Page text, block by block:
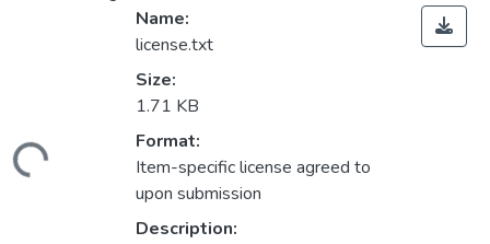
Name:
license.txt
Size:
1.71 KB
Format:
Item-specific license agreed to
upon submission
Description: